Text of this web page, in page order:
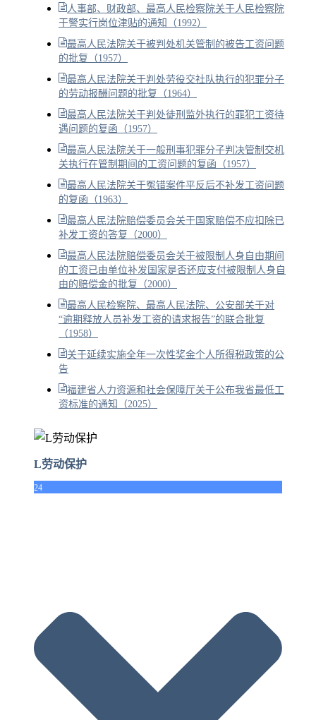
人事部、财政部、最高人民检察院关于人民检察院
干警实行岗位津贴的通知（1992）
最高人民法院关于被判处机关管制的被告工资问题
的批复（1957）
最高人民法院关于判处劳役交社队执行的犯罪分子
的劳动报酬问题的批复（1964）
最高人民法院关于判处徒刑监外执行的罪犯工资待
遇问题的复函（1957）
最高人民法院关于一般刑事犯罪分子判决管制交机
关执行在管制期间的工资问题的复函（1957）
最高人民法院关于冤错案件平反后不补发工资问题
的复函（1963）
最高人民法院赔偿委员会关于国家赔偿不应扣除已
补发工资的答复（2000）
最高人民法院赔偿委员会关于被限制人身自由期间
的工资已由单位补发国家是否还应支付被限制人身自
由的赔偿金的批复（2000）
最高人民检察院、最高人民法院、公安部关于对
“逾期释放人员补发工资的请求报告”的联合批复
（1958）
关于延续实施全年一次性奖金个人所得税政策的公
告
福建省人力资源和社会保障厅关于公布我省最低工
资标准的通知（2025）
L劳动保护
24